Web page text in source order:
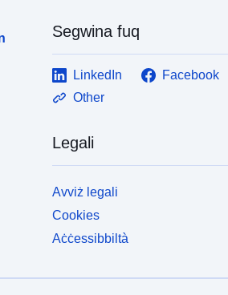
Segwina fuq
LinkedIn Facebook
Other
Legali
Avviż legali
Cookies
Aċċessibbiltà